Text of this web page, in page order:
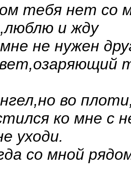
тебя нет со
и жду
не нужен
во
ко мне с
уходи.
со мной